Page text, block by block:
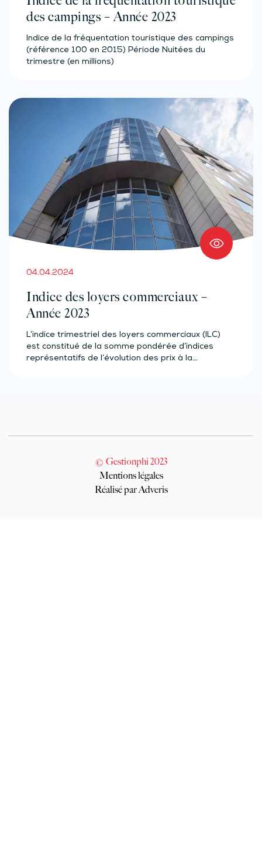
des campings – Année 2023
Indice de la fréquentation touristique des campings
(référence 100 en 2015) Période Nuitées du
trimestre (en millions)
04.04.2024
Indice des loyers commerciaux –
Année 2023
L’indice trimestriel des loyers commerciaux (ILC)
est constitué de la somme pondérée d’indices
représentatifs de l’évolution des prix à la…
© Gestionphi 2023
Mentions légales
Réalisé par Adveris